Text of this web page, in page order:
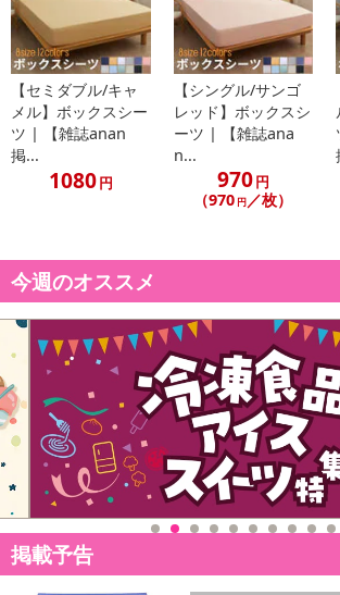
ます。
●カビ発生の防止効果のため、時々風通しの
て下さい。
●珪藻土が成分の為、素材の特性上、表面上に
ど・茶色や黒の斑点がある場合がございますが
いませんのでご了承下さい。
の為、多少商品に折り目がつくことがあります
いただくと馴染んで目立たなくなります。何卒
●ロット単位の製造商品のため1〜3cm程短い
ます。予めご理解頂きますようお願いいたします
●海外からの輸入商品について、海外の工場
と比べますと、縫製の見劣り・糸のほつれ、製
なキズ、シミ、一部分の不揃いなどが見られる
が、不良品ではございません。出荷時にすべて
りますが、予め上記点ご了承下さい。
注意事項
【セミダブル/キャ
メル】ボックスシー
ツ | 【雑誌anan
掲...
1080円
【シングル/サンゴ
レッド】ボックスシ
ーツ | 【雑誌ana
n...
970円
（970 円 ／枚）
今週のオススメ
掲載予告